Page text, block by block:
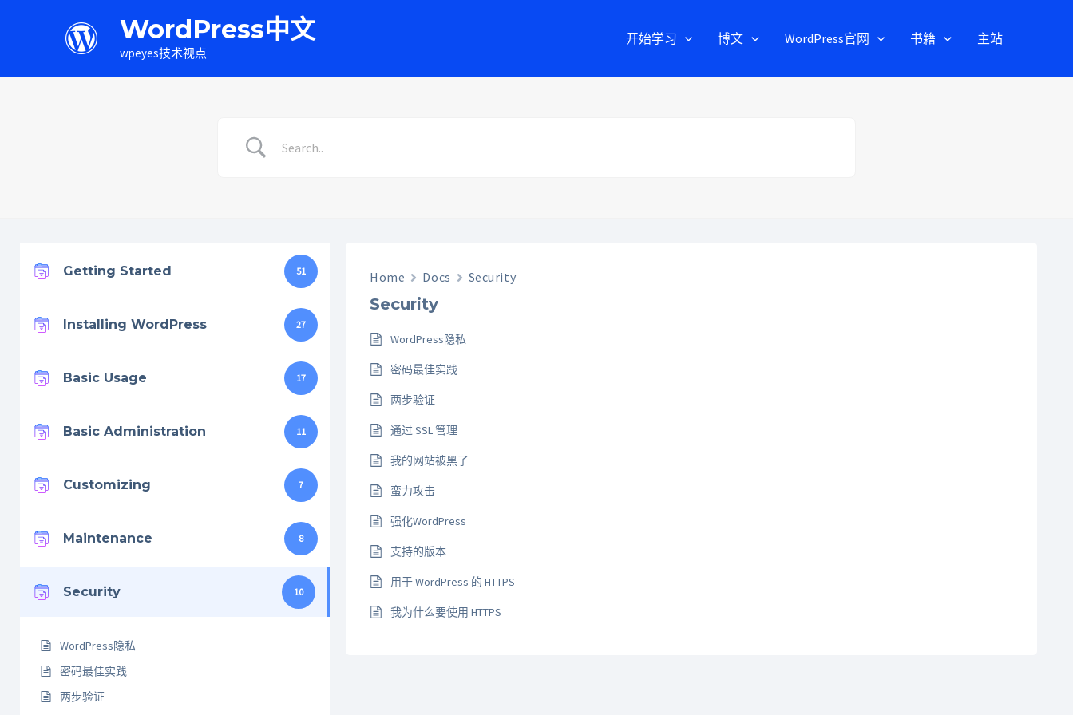
WordPress中文
wpeyes技术视点
开始学习 博文 WordPress官网 书籍 主站
Getting Started 51
Installing WordPress 27
Basic Usage 17
Basic Administration 11
Customizing 7
Maintenance 8
Security 10
WordPress隐私
密码最佳实践
两步验证
Home Docs Security
Security
WordPress隐私
密码最佳实践
两步验证
通过 SSL 管理
我的网站被黑了
蛮力攻击
强化WordPress
支持的版本
用于 WordPress 的 HTTPS
我为什么要使用 HTTPS